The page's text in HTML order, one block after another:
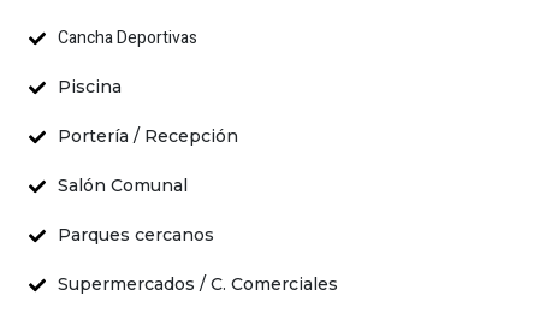
Cancha Deportivas
Piscina
Portería / Recepción
Salón Comunal
Parques cercanos
Supermercados / C. Comerciales